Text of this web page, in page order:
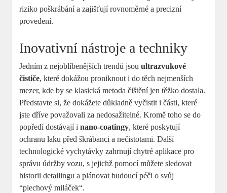
riziko poškrábání a zajišťují rovnoměrné ⁤a precizní⁣
provedení.
Inovativní nástroje ‌a ⁤techniky
Jedním z nejoblíbenějších trendů⁣ jsouultrazvukové
čističe, které​ dokážou proniknout i do těch⁤ nejmenších
mezer, kde by se klasická metoda ​čištění ‍jen těžko dostala.
Představte⁢ si, ⁢že dokážete ⁣důkladně vyčistit⁤ i‌ části, které
jste dříve ⁢považovali za nedosažitelné. Kromě toho se do
popředí dostávají inano-coatingy, které ⁤poskytují ​
ochranu laku před škrábanci⁤ a nečistotami. Další
technologické ⁢vychytávky zahrnují chytré aplikace pro‍
správu údržby ⁤vozu, s ​jejichž pomocí můžete‍ sledovat
historii detailingu ⁤a ​plánovat⁤ budoucí péči o svůj
‌“plechový miláček“.